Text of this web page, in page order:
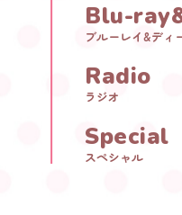
Blu-
ブルーレイ&ディ
Radio
ラジオ
Special
スペシャル